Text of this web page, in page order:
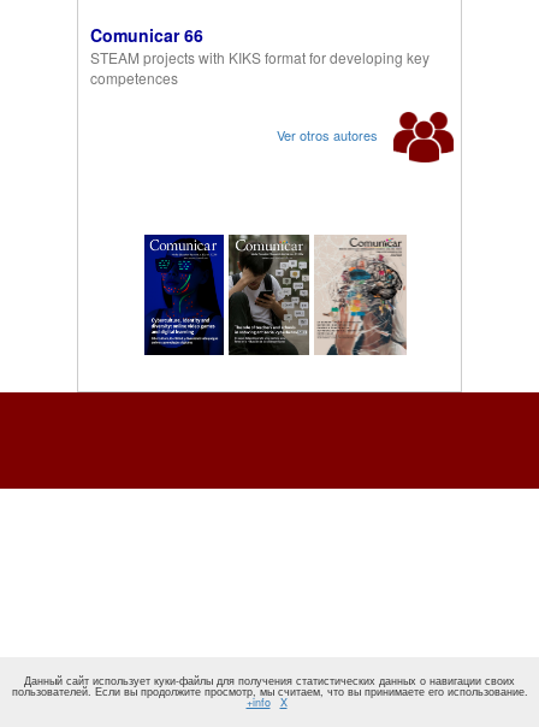
Comunicar 66
STEAM projects with KIKS format for developing key
competences
Ver otros autores
Данный сайт использует куки-файлы для получения статистических данных о навигации своих
пользователей. Если вы продолжите просмотр, мы считаем, что вы принимаете его использование.
+info X